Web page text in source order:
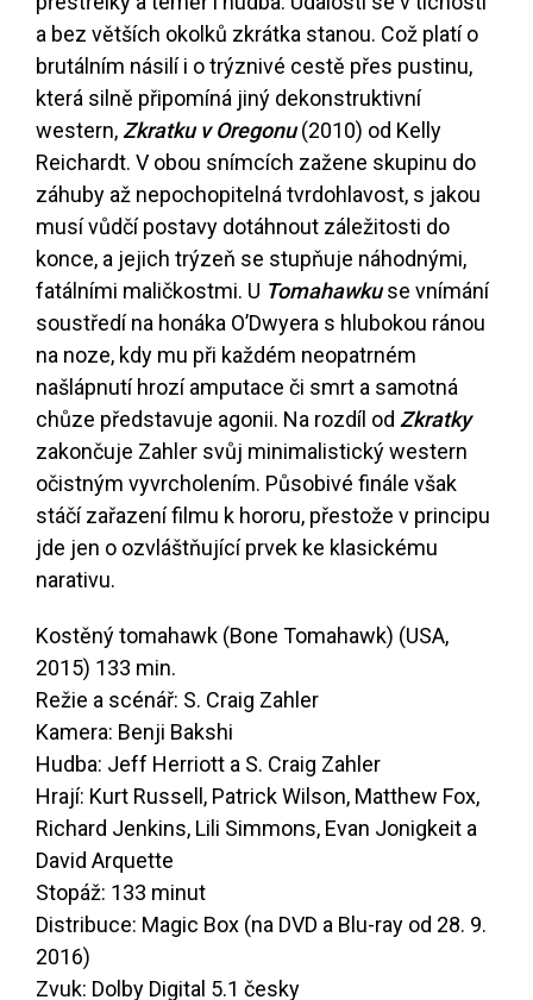
a bez větších okolků zkrátka stanou. Což platí o
brutálním násilí i o trýznivé cestě přes pustinu,
která silně připomíná jiný dekonstruktivní
western,Zkratku v Oregonu(2010) od Kelly
Reichardt. V obou snímcích zažene skupinu do
záhuby až nepochopitelná tvrdohlavost, s jakou
musí vůdčí postavy dotáhnout záležitosti do
konce, a jejich trýzeň se stupňuje náhodnými,
fatálními maličkostmi. U Tomahawkuse vnímání
soustředí na honáka O’Dwyera s hlubokou ránou
na noze, kdy mu při každém neopatrném
našlápnutí hrozí amputace či smrt a samotná
chůze představuje agonii. Na rozdíl od Zkratky
zakončuje Zahler svůj minimalistický western
očistným vyvrcholením. Působivé finále však
stáčí zařazení filmu k hororu, přestože v principu
jde jen o ozvláštňující prvek ke klasickému
narativu.
Kostěný tomahawk (Bone Tomahawk) (USA,
2015) 133 min.
Režie a scénář: S. Craig Zahler
Kamera: Benji Bakshi
Hudba: Jeff Herriott a S. Craig Zahler
Hrají: Kurt Russell, Patrick Wilson, Matthew Fox,
Richard Jenkins, Lili Simmons, Evan Jonigkeit a
David Arquette
Stopáž: 133 minut
Distribuce: Magic Box (na DVD a Blu-ray od 28. 9.
2016)
Zvuk: Dolby Digital 5.1 česky